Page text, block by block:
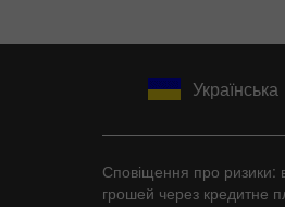
Українська
Сповіщення про ризики:
грошей через кредитне